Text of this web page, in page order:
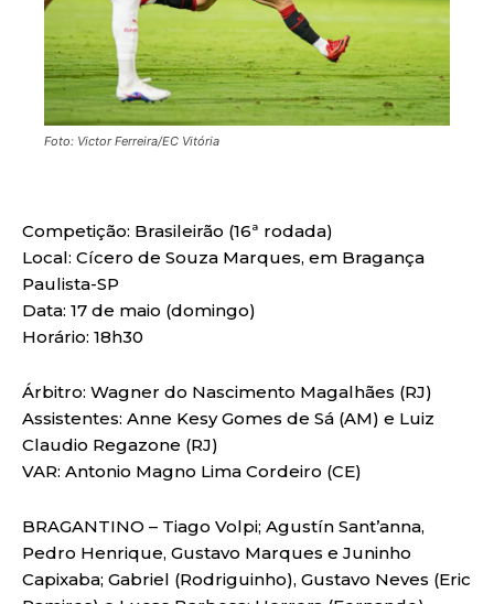
Foto: Victor Ferreira/EC Vitória
Competição: Brasileirão (16ª rodada)
Local: Cícero de Souza Marques, em Bragança
Paulista-SP
Data: 17 de maio (domingo)
Horário: 18h30
Árbitro: Wagner do Nascimento Magalhães (RJ)
Assistentes: Anne Kesy Gomes de Sá (AM) e Luiz
Claudio Regazone (RJ)
VAR: Antonio Magno Lima Cordeiro (CE)
BRAGANTINO – Tiago Volpi; Agustín Sant’anna,
Pedro Henrique, Gustavo Marques e Juninho
Capixaba; Gabriel (Rodriguinho), Gustavo Neves (Eric